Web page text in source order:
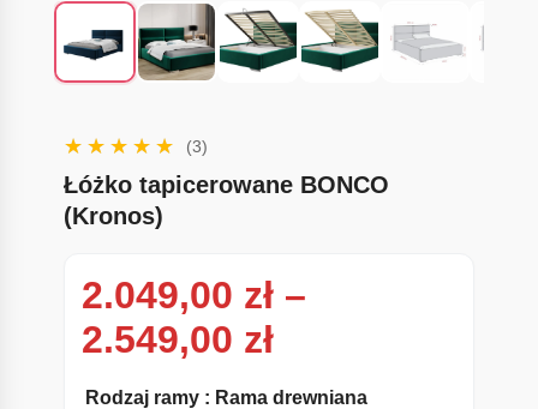
(3)
Łóżko tapicerowane BONCO
(Kronos)
2.049,00 zł –
2.549,00 złZakres cen:
Rodzaj ramy : Rama drewniana